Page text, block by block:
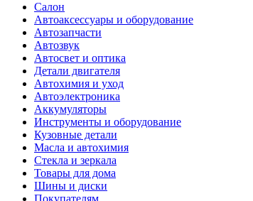
Салон
Автоаксессуары и оборудование
Автозапчасти
Автозвук
Автосвет и оптика
Детали двигателя
Автохимия и уход
Автоэлектроника
Аккумуляторы
Инструменты и оборудование
Кузовные детали
Масла и автохимия
Стекла и зеркала
Товары для дома
Шины и диски
Покупателям